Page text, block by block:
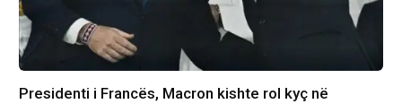
Presidenti i Francës, Macron kishte rol kyç në